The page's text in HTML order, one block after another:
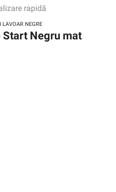
rapidă
LAVOAR NEGRE
Start Negru mat